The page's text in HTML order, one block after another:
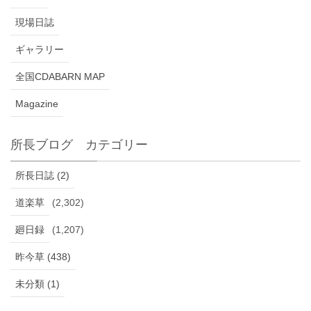
現場日誌
ギャラリー
全国CDABARN MAP
Magazine
所長ブログ カテゴリー
所長日誌 (2)
道楽草 (2,302)
廻日録 (1,207)
昨今草 (438)
未分類 (1)